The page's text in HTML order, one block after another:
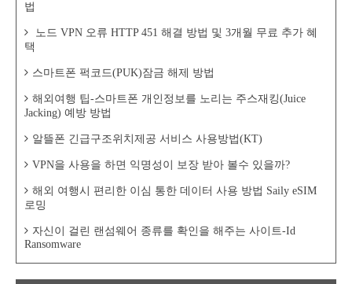
법
노드 VPN 오류 HTTP 451 해결 방법 및 3개월 무료 추가 혜
택
스마트폰 퍽코드(PUK)잠금 해제 방법
해외여행 팁-스마트폰 개인정보를 노리는 주스재킹(Juice
Jacking) 예방 방법
알뜰폰 긴급구조위치제공 서비스 사용방법(KT)
VPN을 사용을 하면 익명성이 보장 받아 볼수 있을까?
해외 여행시 편리한 이심 통한 데이터 사용 방법 Saily eSIM
로밍
자신이 걸린 랜섬웨어 종류를 확인을 해주는 사이트-Id
Ransomware